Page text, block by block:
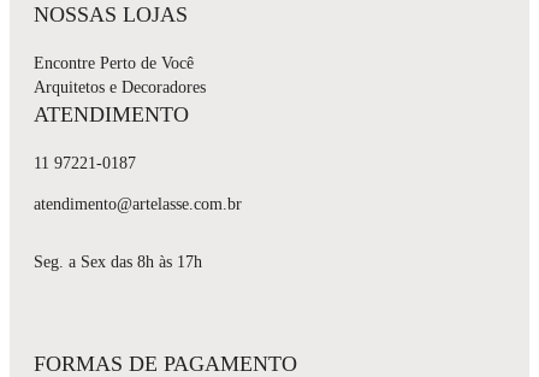
NOSSAS LOJAS
Encontre Perto de Você
Arquitetos e Decoradores
ATENDIMENTO
11 97221-0187
atendimento@artelasse.com.br
Seg. a Sex das 8h às 17h
FORMAS DE PAGAMENTO